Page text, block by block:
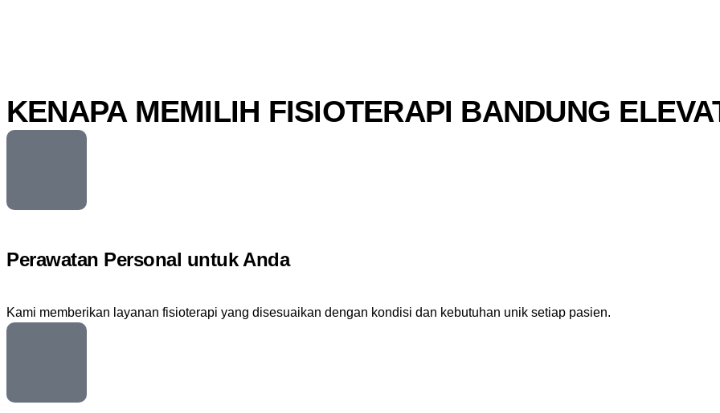
KENAPA MEMILIH FISIOTERAPI BANDUNG
Perawatan Personal untuk Anda
Kami memberikan layanan fisioterapi yang disesuaikan dengan kondisi dan kebutuhan unik setiap pasien.